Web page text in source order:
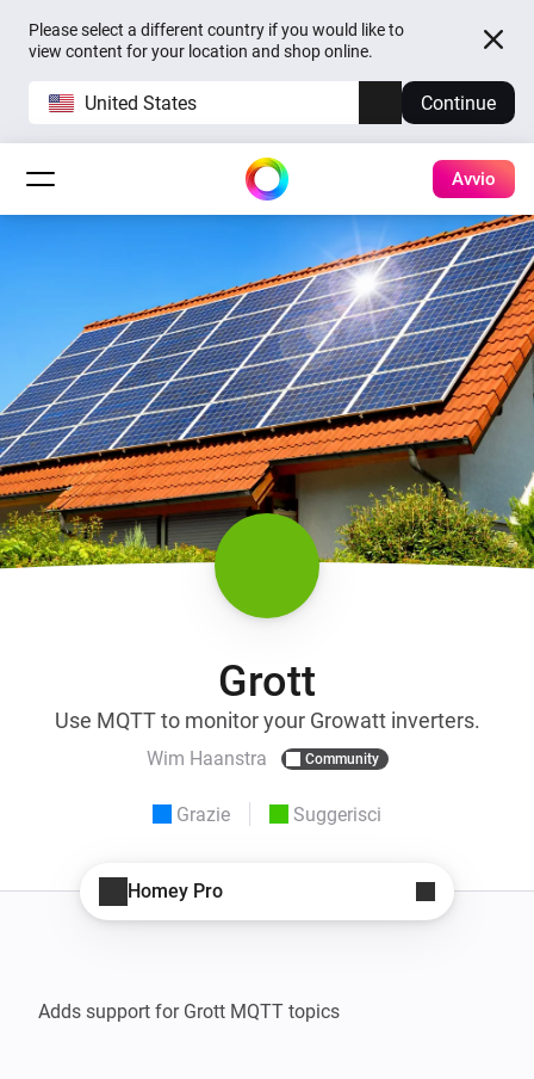
Please select a different country if you would like to
view content for your location and shop online.
United States Continue
Avvio
Grott
Use MQTT to monitor your Growatt inverters.
Wim Haanstra Community
Grazie Suggerisci
Homey Pro